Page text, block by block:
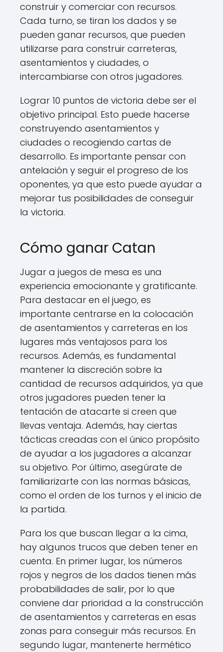
construir y comerciar con recursos.
Cada turno, se tiran los dados y se
pueden ganar recursos, que pueden
utilizarse para construir carreteras,
asentamientos y ciudades, o
intercambiarse con otros jugadores.
Lograr 10 puntos de victoria debe ser el
objetivo principal. Esto puede hacerse
construyendo asentamientos y
ciudades o recogiendo cartas de
desarrollo. Es importante pensar con
antelación y seguir el progreso de los
oponentes, ya que esto puede ayudar a
mejorar tus posibilidades de conseguir
la victoria.
Cómo ganar Catan
Jugar a juegos de mesa es una
experiencia emocionante y gratificante.
Para destacar en el juego, es
importante centrarse en la colocación
de asentamientos y carreteras en los
lugares más ventajosos para los
recursos. Además, es fundamental
mantener la discreción sobre la
cantidad de recursos adquiridos, ya que
otros jugadores pueden tener la
tentación de atacarte si creen que
llevas ventaja. Además, hay ciertas
tácticas creadas con el único propósito
de ayudar a los jugadores a alcanzar
su objetivo. Por último, asegúrate de
familiarizarte con las normas básicas,
como el orden de los turnos y el inicio de
la partida.
Para los que buscan llegar a la cima,
hay algunos trucos que deben tener en
cuenta. En primer lugar, los números
rojos y negros de los dados tienen más
probabilidades de salir, por lo que
conviene dar prioridad a la construcción
de asentamientos y carreteras en esas
zonas para conseguir más recursos. En
segundo lugar, mantenerte hermético